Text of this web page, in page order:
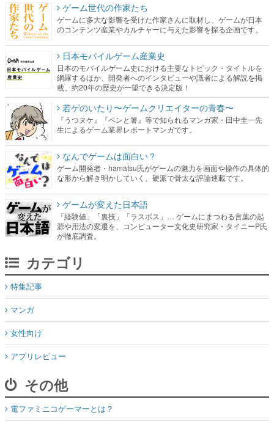
ゲーム世代の作家たち
ゲームに多大な影響を受けた作家さんに取材し、ゲームが日本
のコンテンツ産業やカルチャーに与えた影響を探る企画です。
日本モバイルゲーム産業史
日本のモバイルゲーム史における主要なトピック・タイトルを
網羅するほか、開発者へのインタビューや識者による解説を掲
載。約20年の歴史が一望できる決定版！
若ゲのいたり〜ゲームクリエイターの青春〜
『うつヌケ』『ペンと箸』等で知られるマンガ家・田中圭一先
生によるゲーム業界レポートマンガです。
なんでゲームは面白い？
ゲーム開発者・hamatsu氏がゲームの魅力を画面や操作の具体的
な形から解き明かしていく、硬派で骨太な評論連載です。
ゲームが変えた日本語
「経験値」「裏技」「ラスボス」… ゲームにまつわる言葉の起
源や用法の変遷を、コンピューター文化史研究家・タイニーP氏
が徹底調査。
カテゴリ
特集記事
マンガ
女性向け
アプリレビュー
その他
電ファミニコゲーマーとは？